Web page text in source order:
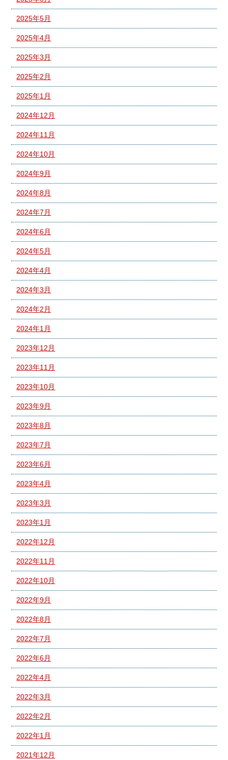
2025年5月
2025年4月
2025年3月
2025年2月
2025年1月
2024年12月
2024年11月
2024年10月
2024年9月
2024年8月
2024年7月
2024年6月
2024年5月
2024年4月
2024年3月
2024年2月
2024年1月
2023年12月
2023年11月
2023年10月
2023年9月
2023年8月
2023年7月
2023年6月
2023年4月
2023年3月
2023年1月
2022年12月
2022年11月
2022年10月
2022年9月
2022年8月
2022年7月
2022年6月
2022年4月
2022年3月
2022年2月
2022年1月
2021年12月